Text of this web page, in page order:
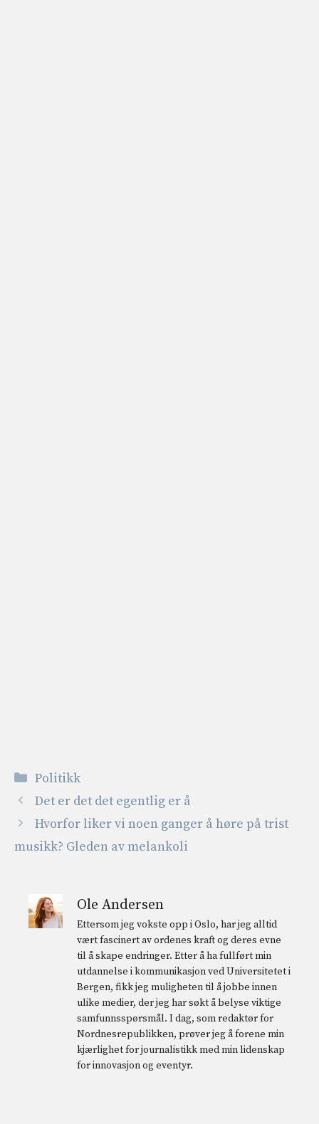
Kategorier
Politikk
Det er det det egentlig er å
Hvorfor liker vi noen ganger å høre på trist
musikk? Gleden av melankoli
Ole Andersen
Ettersom jeg vokste opp i Oslo, har jeg alltid
vært fascinert av ordenes kraft og deres evne
til å skape endringer. Etter å ha fullført min
utdannelse i kommunikasjon ved Universitetet i
Bergen, fikk jeg muligheten til å jobbe innen
ulike medier, der jeg har søkt å belyse viktige
samfunnsspørsmål. I dag, som redaktør for
Nordnesrepublikken, prøver jeg å forene min
kjærlighet for journalistikk med min lidenskap
for innovasjon og eventyr.